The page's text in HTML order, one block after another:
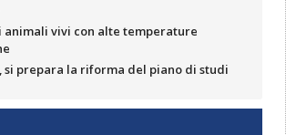
animali vivi con alte temperature
si prepara la riforma del piano di studi